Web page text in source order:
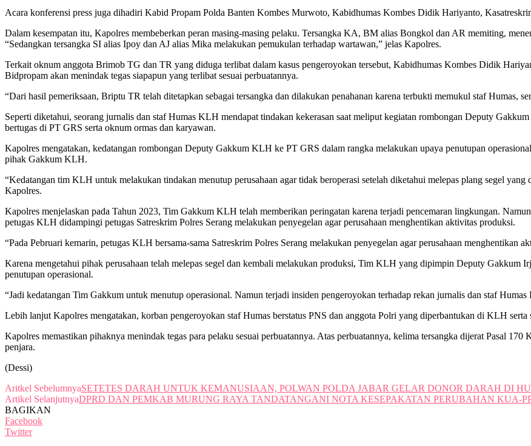
Acara konferensi press juga dihadiri Kabid Propam Polda Banten Kombes Murwoto, Kabidhumas Kombes Didik Hariyanto,
Dalam kesempatan itu, Kapolres membeberkan peran masing-masing pelaku. Tersangka KA, BM alias Bongkol dan AR memiting,
“Sedangkan tersangka SI alias Ipoy dan AJ alias Mika melakukan pemukulan terhadap wartawan,” jelas Kapolres.
Terkait oknum anggota Brimob TG dan TR yang diduga terlibat dalam kasus pengeroyokan tersebut, Kabidhumas Kombes Didik
Bidpropam akan menindak tegas siapapun yang terlibat sesuai perbuatannya.
“Dari hasil pemeriksaan, Briptu TR telah ditetapkan sebagai tersangka dan dilakukan penahanan karena terbukti memukul staf Humas,
Seperti diketahui, seorang jurnalis dan staf Humas KLH mendapat tindakan kekerasan saat meliput kegiatan rombongan Deputy
bertugas di PT GRS serta oknum ormas dan karyawan.
Kapolres mengatakan, kedatangan rombongan Deputy Gakkum KLH ke PT GRS dalam rangka melakukan upaya penutupan
pihak Gakkum KLH.
“Kedatangan tim KLH untuk melakukan tindakan menutup perusahaan agar tidak beroperasi setelah diketahui melepas plang segel
Kapolres.
Kapolres menjelaskan pada Tahun 2023, Tim Gakkum KLH telah memberikan peringatan karena terjadi pencemaran lingkungan.
petugas KLH didampingi petugas Satreskrim Polres Serang melakukan penyegelan agar perusahaan menghentikan aktivitas produksi.
“Pada Pebruari kemarin, petugas KLH bersama-sama Satreskrim Polres Serang melakukan penyegelan agar perusahaan menghentikan
Karena mengetahui pihak perusahaan telah melepas segel dan kembali melakukan produksi, Tim KLH yang dipimpin Deputy Gakkum
penutupan operasional.
“Jadi kedatangan Tim Gakkum untuk menutup operasional. Namun terjadi insiden pengeroyokan terhadap rekan jurnalis dan staf
Lebih lanjut Kapolres mengatakan, korban pengeroyokan staf Humas berstatus PNS dan anggota Polri yang diperbantukan di KLH serta
Kapolres memastikan pihaknya menindak tegas para pelaku sesuai perbuatannya. Atas perbuatannya, kelima tersangka dijerat Pasal
penjara.
(Dessi)
Aritkel SebelumnyaSETETES DARAH UNTUK KEMANUSIAAN, POLWAN POLDA JABAR GELAR DONOR DARAH DI
Artikel SelanjutnyaDPRD DAN PEMKAB MURUNG RAYA TANDATANGANI NOTA KESEPAKATAN PERUBAHAN KUA-
BAGIKAN
Facebook
Twitter